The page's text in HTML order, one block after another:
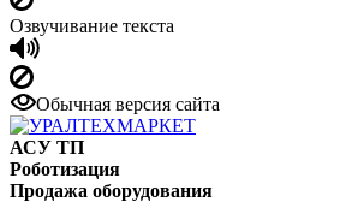
Озвучивание текста
Обычная версия сайта
АСУ ТП
Роботизация
Продажа оборудования